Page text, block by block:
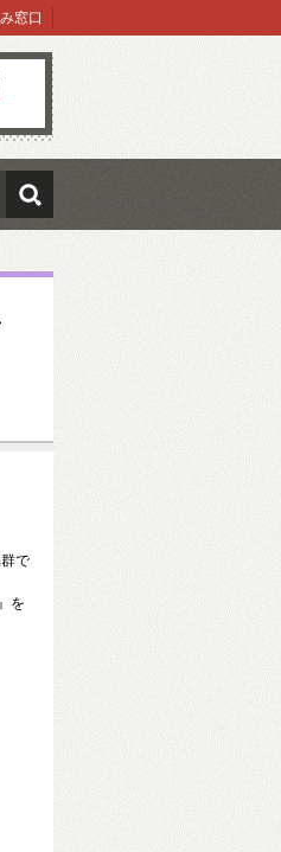
窓口
検索
で
を